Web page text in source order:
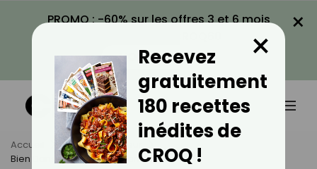
PROMO : -60% sur les offres 3 et 6 mois
VOIR LA PROMO
×
Accueil Actus
Minceur
Bien Dans Ma Tête, Bien Dans Ma Vie !
Recevez
gratuitement
180 recettes
inédites de
CROQ !
×